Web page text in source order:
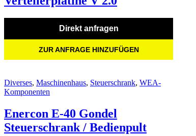
Direkt anfragen
ZUR ANFRAGE HINZUFÜGEN
Diverses, Maschinenhaus, Steuerschrank, WEA-
Komponenten
Enercon E-40 Gondel
Steuerschrank / Bedienpult